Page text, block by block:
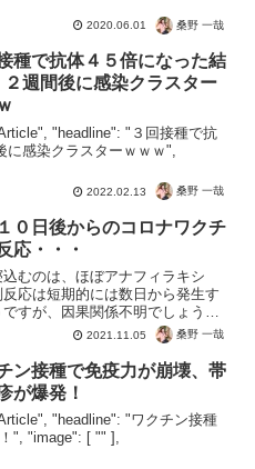
酸から成るトリペプチドである。
とグルタミン...
2020.06.01 桑野 一哉
種で抗体４５倍になった結
週間後に感染クラスター
"headline": "３回接種で抗
感染クラスターｗｗｗ",
2022.02.13 桑野 一哉
０日後からのコロナワクチ
応・・・
むのは、ほぼアナフィラキシ
反応は短期的には数日から発生す
すが、因果関係不明でしょう。
かコロナワクチンの解毒ができて
れますように。1週間くらい前から
しんが出始めた。少しずつひどく
おり周りに相談した...
2021.11.05 桑野 一哉
ン接種で免疫力が崩壊、帯
が爆発！
"headline": "ワクチン接種
", "image": [ "" ],